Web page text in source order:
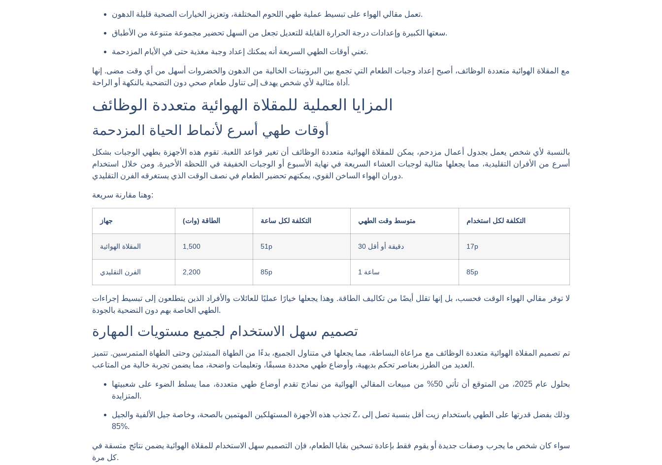
تعمل مقالي الهواء على تبسيط عملية طهي اللحوم المختلفة، وتعزيز الخيارات الصحية قليلة الدهون.
سعتها الكبيرة وإعدادات درجة الحرارة القابلة للتعديل تجعل من السهل تحضير مجموعة متنوعة من الأطباق.
تعني أوقات الطهي السريعة أنه يمكنك إعداد وجبة مغذية حتى في الأيام المزدحمة.
مع المقلاة الهوائية متعددة الوظائف، أصبح إعداد وجبات الطعام التي تجمع بين البروتينات الخالية من الدهون والخضروات أسهل من أي وقت مضى. إنها
أداة مثالية لأي شخص يهدف إلى تناول طعام صحي دون التضحية بالنكهة أو الراحة.
المزايا العملية للمقلاة الهوائية متعددة الوظائف
أوقات طهي أسرع لأنماط الحياة المزدحمة
بالنسبة لأي شخص يعمل بجدول أعمال مزدحم، يمكن للمقلاة الهوائية متعددة الوظائف أن تغير قواعد اللعبة. تقوم هذه الأجهزة بطهي الوجبات بشكل
أسرع من الأفران التقليدية، مما يجعلها مثالية لوجبات العشاء السريعة في نهاية الأسبوع أو الوجبات الخفيفة في اللحظة الأخيرة. ومن خلال استخدام
دوران الهواء الساخن القوي، يمكنهم تحضير الطعام في نصف الوقت الذي يستغرقه الفرن التقليدي.
وهنا مقارنة سريعة:
جهاز الطاقة (وات) التكلفة لكل ساعة متوسط ​​وقت الطهي التكلفة لكل استخدام
المقلاة الهوائية 1,500 51p 30 دقيقة أو أقل 17p
الفرن التقليدي 2,200 85p 1 ساعة 85p
لا توفر مقالي الهواء الوقت فحسب، بل إنها تقلل أيضًا من تكاليف الطاقة. وهذا يجعلها خيارًا عمليًا للعائلات والأفراد الذين يتطلعون إلى تبسيط إجراءات
الطهي الخاصة بهم دون التضحية بالجودة.
تصميم سهل الاستخدام لجميع مستويات المهارة
تم تصميم المقلاة الهوائية متعددة الوظائف مع مراعاة البساطة، مما يجعلها في متناول الجميع، بدءًا من الطهاة المبتدئين وحتى الطهاة المتمرسين. تتميز
العديد من الطرز بعناصر تحكم بديهية، وأوضاع طهي محددة مسبقًا، وتعليمات واضحة، مما يضمن تجربة خالية من المتاعب.
بحلول عام 2025، من المتوقع أن تأتي 50% من مبيعات المقالي الهوائية من نماذج تقدم أوضاع طهي متعددة، مما يسلط الضوء على شعبيتها
المتزايدة.
تجذب هذه الأجهزة المستهلكين المهتمين بالصحة، وخاصة جيل الألفية والجيل Z، وذلك بفضل قدرتها على الطهي باستخدام زيت أقل بنسبة تصل إلى
85%.
سواء كان شخص ما يجرب وصفات جديدة أو يقوم فقط بإعادة تسخين بقايا الطعام، فإن التصميم سهل الاستخدام للمقلاة الهوائية يضمن نتائج متسقة في
كل مرة.